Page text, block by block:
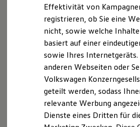
Batterie
Sicherheit
Garantie und
Nachhaltigkeit
Technologie
Kosten und Kauf
Verbrauchskosten
Kaufoptionen
E-Auto-Förderung
Software und Konnektivität
Die ID. Software 6
ID. Software
Digitale Extras
Schnittstellen zu
Servicetermin buchen
Serviceanfrage stellen
Details des
Effektivität von
registrieren, ob Sie eine
nicht, sowie welche
basiert auf einer
sowie Ihres
anderen Webseiten oder
Volkswagen
geteilt werden, sodass
relevante Werbung
Dienste eines Dritten für